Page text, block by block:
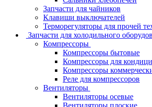
Запчасти для чайников
Клавиши выключателей
Терморегуляторы для прочей
Запчасти для холодильного
Компрессоры
Компрессоры бытовые
Компрессоры для
Компрессоры
Реле для компрессоров
Вентиляторы
Вентиляторы осевые
Вентиляторы плоские